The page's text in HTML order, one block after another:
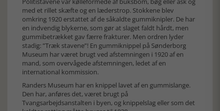
med et rillet skæfte og en læderstrop. Stokkene blev
omkring 1920 erstattet af de såkaldte gummiknipler. De har
en indvendig blykerne, som gør at slaget faldt hårdt, men
gummibetrækket gav færre frakturer. Men ordren lyder
stadig: ”Træk stavene”! En gummiknippel på Sønderborg
Museum har været brugt ved afstemningen i 1920 af en
mand, som overvågede afstemningen, ledet af en
international kommission.
Randers Museum har en knippel lavet af en gummislange.
Den har, anføres det, været brugt på
Tvangsarbejdsanstalten i byen, og knippelslag eller som det